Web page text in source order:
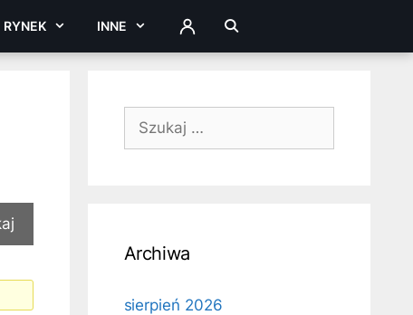
RYNEK INNE ZALOGUJ
Szukaj:
Archiwa
sierpień 2026